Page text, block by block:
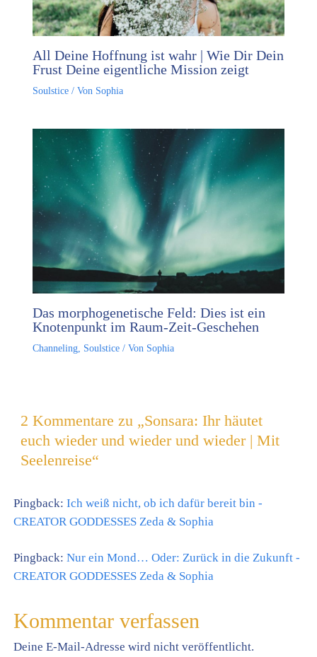
All Deine Hoffnung ist wahr | Wie Dir Dein
Frust Deine eigentliche Mission zeigt
Soulstice/ Von Sophia
Das morphogenetische Feld: Dies ist ein
Knotenpunkt im Raum-Zeit-Geschehen
Channeling, Soulstice/ Von Sophia
2 Kommentare zu „Sonsara: Ihr häutet
euch wieder und wieder und wieder | Mit
Seelenreise“
Pingback:Ich weiß nicht, ob ich dafür bereit bin -
CREATOR GODDESSES Zeda & Sophia
Pingback:Nur ein Mond… Oder: Zurück in die Zukunft -
CREATOR GODDESSES Zeda & Sophia
Kommentar verfassen
Deine E-Mail-Adresse wird nicht veröffentlicht.